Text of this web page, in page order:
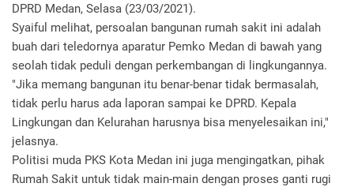
DPRD Medan, Selasa (23/03/2021).
Syaiful melihat, persoalan bangunan rumah sakit ini adalah
buah dari teledornya aparatur Pemko Medan di bawah yang
seolah tidak peduli dengan perkembangan di lingkungannya.
"Jika memang bangunan itu benar-benar tidak bermasalah,
tidak perlu harus ada laporan sampai ke DPRD. Kepala
Lingkungan dan Kelurahan harusnya bisa menyelesaikan ini,"
jelasnya.
Politisi muda PKS Kota Medan ini juga mengingatkan, pihak
Rumah Sakit untuk tidak main-main dengan proses ganti rugi